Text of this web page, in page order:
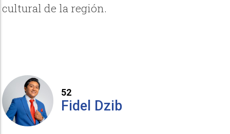
cultural de la región.
52
Fidel Dzib